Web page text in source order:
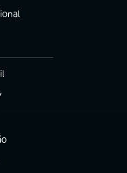
aba)
aba)
aba)